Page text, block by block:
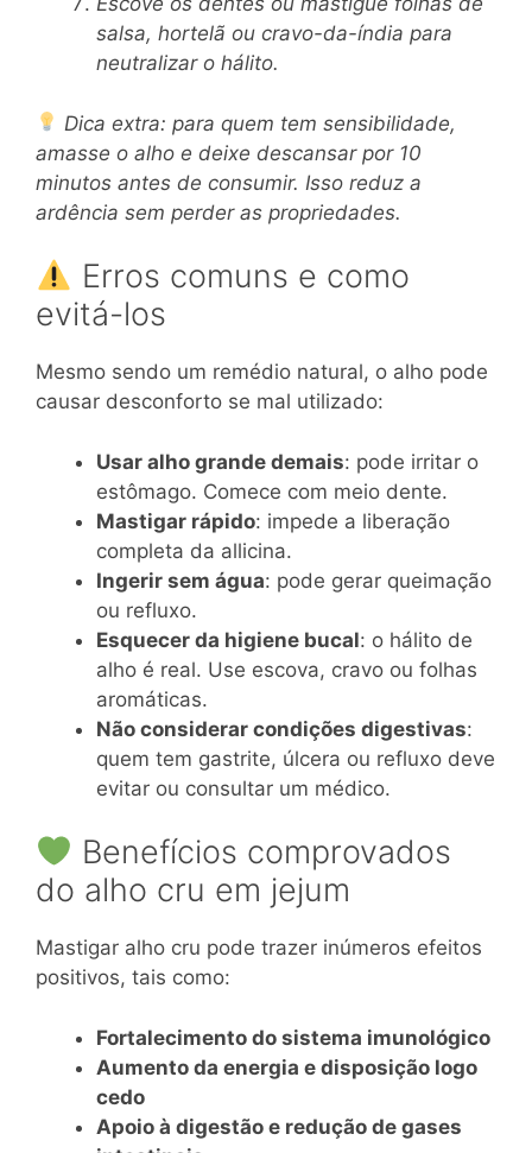
salsa, hortelã ou cravo-da-índia para
neutralizar o hálito.
Dica extra: para quem tem sensibilidade,
amasse o alho e deixe descansar por 10
minutos antes de consumir. Isso reduz a
ardência sem perder as propriedades.
Erros comuns e como
evitá-los
Mesmo sendo um remédio natural, o alho pode
causar desconforto se mal utilizado:
Usar alho grande demais: pode irritar o
estômago. Comece com meio dente.
Mastigar rápido: impede a liberação
completa da allicina.
Ingerir sem água: pode gerar queimação
ou refluxo.
Esquecer da higiene bucal: o hálito de
alho é real. Use escova, cravo ou folhas
aromáticas.
Não considerar condições digestivas:
quem tem gastrite, úlcera ou refluxo deve
evitar ou consultar um médico.
Benefícios comprovados
do alho cru em jejum
Mastigar alho cru pode trazer inúmeros efeitos
positivos, tais como:
Fortalecimento do sistema imunológico
Aumento da energia e disposição logo
cedo
Apoio à digestão e redução de gases